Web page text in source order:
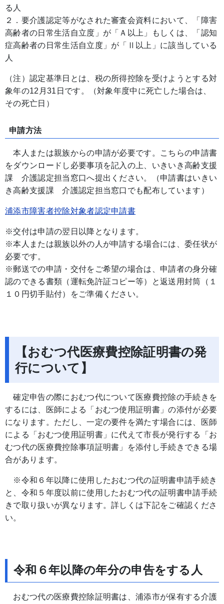
る人
２．要介護認定等がなされた審査会資料において、「障害
高齢者の日常生活自立度」が「Ａ以上」もしくは、「認知
症高齢者の日常生活自立度」が「Ⅱ以上」に該当している
人
（注）認定基準日とは、税の所得控除を受けようとする対
象年の12月31日です。（対象年度中に死亡した場合は、
その死亡日）
申請方法
本人または親族からの申請が必要です。こちらの申請書
をダウンロードし必要事項を記入の上、いきいき高齢支援
課 介護認定担当窓口へ提出ください。（申請書はいきい
き高齢支援課 介護認定担当窓口でも配布しています）
浦添市障害者控除対象者認定申請書
※交付は申請の翌日以降となります。
※本人または親族以外の人が申請する場合には、委任状が
必要です。
※郵送での申請・交付をご希望の場合は、申請者の身分確
認のできる書類（運転免許証コピー等）と返送用封筒（１
１０円切手貼付）をご準備ください。
【おむつ代医療費控除証明書の発
行について】
確定申告の際におむつ代について医療費控除の手続きを
するには、医師による「おむつ使用証明書」の添付が必要
になります。ただし、一定の要件を満たす場合には、医師
による「おむつ使用証明書」に代えて市長が発行する「お
むつ代の医療費控除事項証明書」を添付し手続きできる場
合があります。
※令和６年以降に使用したおむつ代の証明書申請手続き
と、令和５年度以前に使用したおむつ代の証明書申請手続
きで取り扱いが異なります。詳しくは下記をご確認くださ
い。
令和６年以降の年分の申告をする人
おむつ代の医療費控除証明書は、浦添市が保有する介護